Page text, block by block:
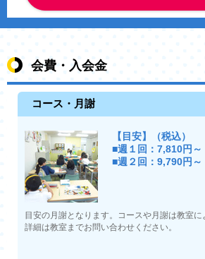
会費・入会金
コース・月謝
【目安】（税込）
■週１回：7,810円～
■週２回：9,790円～
目安の月謝となります。コースや月謝は教室に
詳細は教室までお問い合わせください。